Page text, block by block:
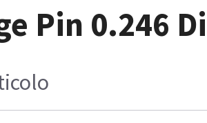
Pin 0.246